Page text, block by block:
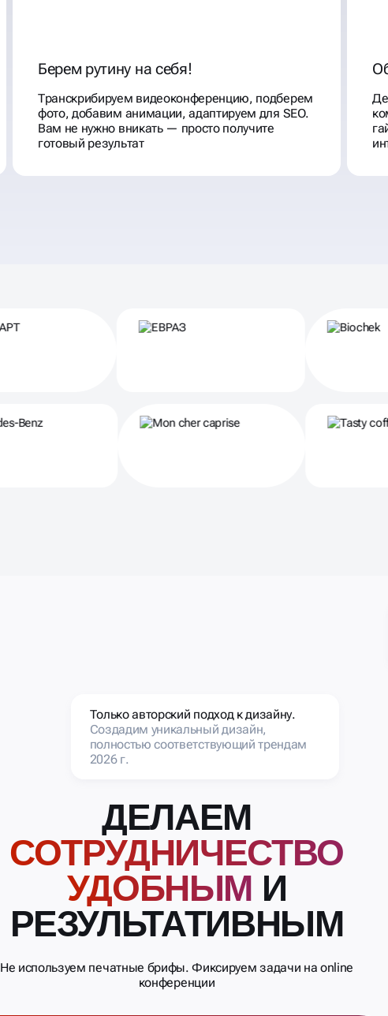
Берем рутину на себя!
Транскрибируем видеоконференцию, подберем
фото, добавим анимации, адаптируем для SEO.
Вам не нужно вникать — просто получите
готовый результат
ДЕЛАЕМ
СОТРУДНИЧЕСТВО
УДОБНЫМ И
РЕЗУЛЬТАТИВНЫМ
Не используем печатные брифы. Фиксируем задачи на online
конференции
Только авторский подход к дизайну.
Создадим уникальный дизайн,
полностью соответствующий трендам
2026 г.